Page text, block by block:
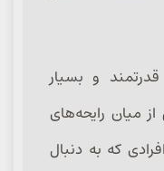
و بسیار
میان رایحه‌های
که به دنبال